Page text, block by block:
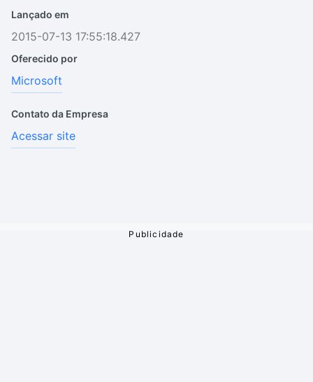
Lançado em
2015-07-13 17:55:18.427
Oferecido por
Microsoft
Contato da Empresa
Acessar site